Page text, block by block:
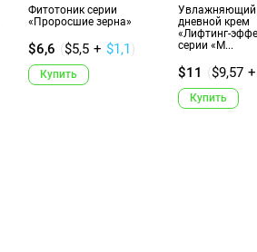
Фитотоник серии
«Проросшие зерна»
$6,6 ($5,5 + $1,1 )
Купить
Увлажняющий
дневной крем
«Лифтинг-
серии «М...
$11 ($9,57 +
Купить